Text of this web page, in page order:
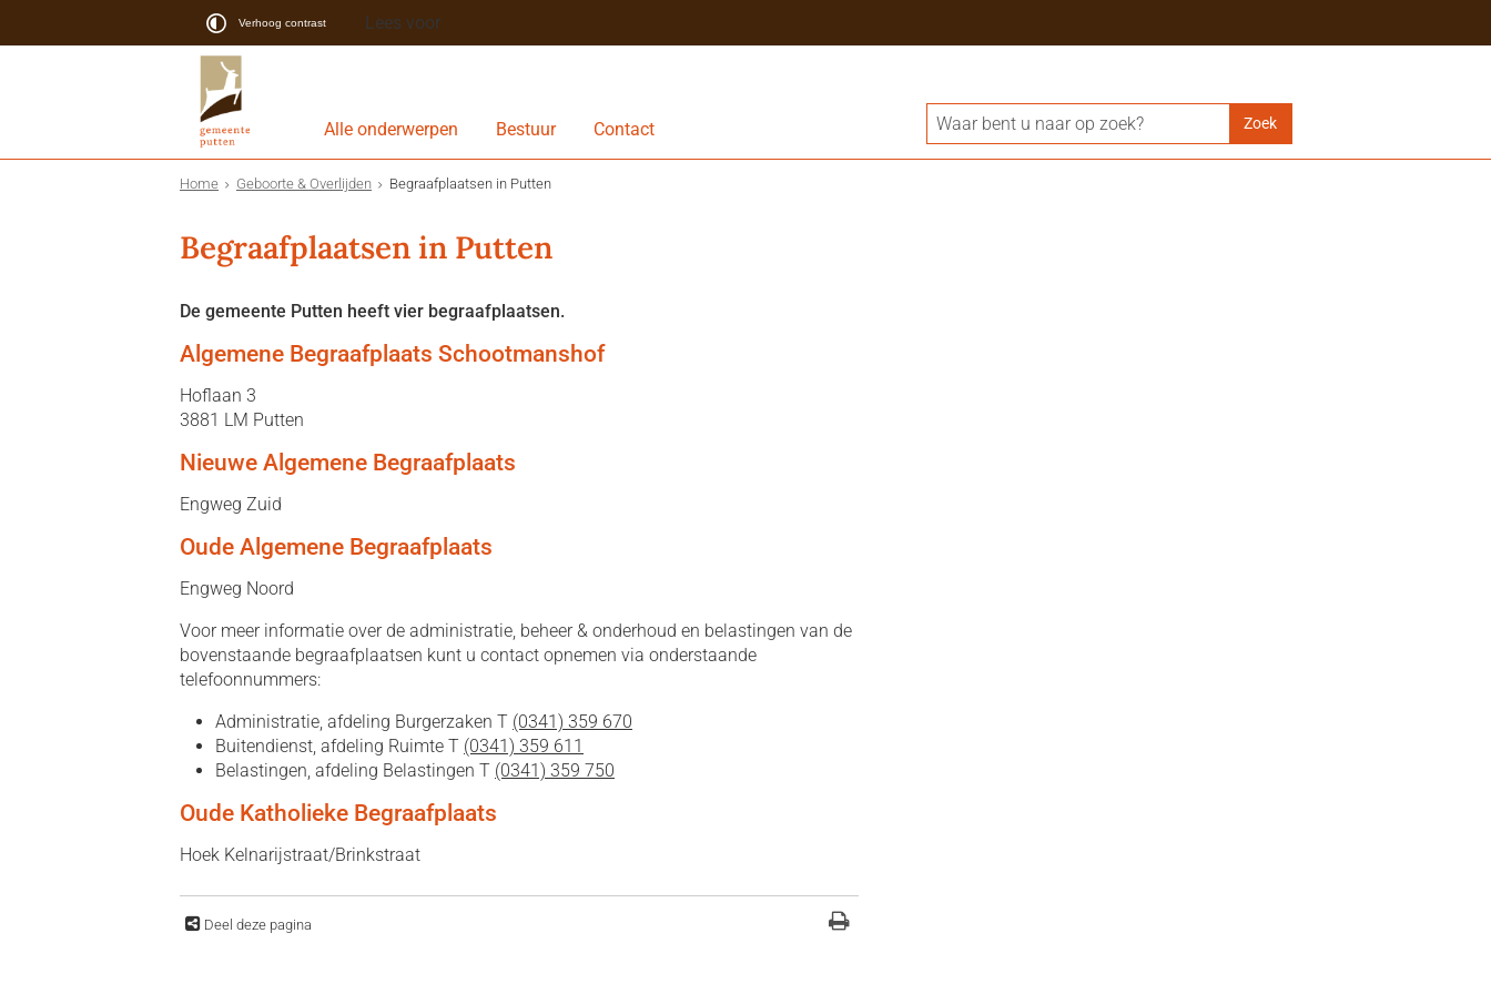
Verhoog contrast Lees voor
Alle onderwerpen Bestuur Contact
Home Geboorte & Overlijden Begraafplaatsen in Putten
Begraafplaatsen in Putten
De gemeente Putten heeft vier begraafplaatsen.
Algemene Begraafplaats Schootmanshof
Hoflaan 3
3881 LM Putten
Nieuwe Algemene Begraafplaats
Engweg Zuid
Oude Algemene Begraafplaats
Engweg Noord
Voor meer informatie over de administratie, beheer & onderhoud en belastingen van de
bovenstaande begraafplaatsen kunt u contact opnemen via onderstaande
telefoonnummers:
Administratie, afdeling Burgerzaken T (0341) 359 670
Buitendienst, afdeling Ruimte T (0341) 359 611
Belastingen, afdeling Belastingen T (0341) 359 750
Oude Katholieke Begraafplaats
Hoek Kelnarijstraat/Brinkstraat
Deel deze pagina